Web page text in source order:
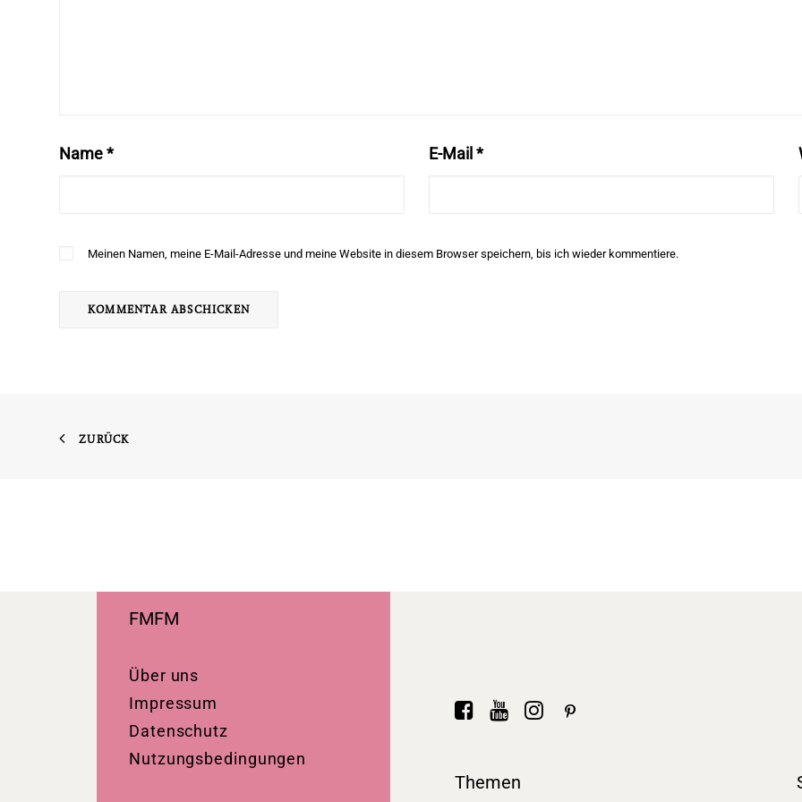
Name* E-Mail *
Meinen Namen, meine E-Mail-Adresse und meine Website in diesem Browser speichern, bis ich wieder kommentiere.
ZURÜCK
FMFM
Über uns
Impressum
Datenschutz
Nutzungsbedingungen
Themen